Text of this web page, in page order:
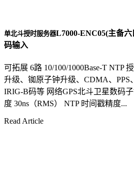
单北斗授时服务器L7000-ENC05(主备
码输入
可拓展 6路 10/100/1000Base-T NTP
升级、铷原子钟升级、CDMA、PPS
IRIG-B码等 网络GPS北斗卫星数码
度 30ns（RMS） NTP 时间戳精度...
Read Article